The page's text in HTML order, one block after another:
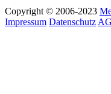
Copyright © 2006-2023
Impressum Datenschutz